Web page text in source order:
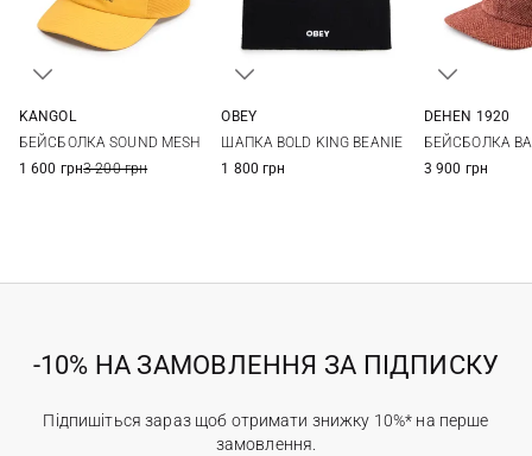
KANGOL
БЕЙСБОЛКА SOUND MESH
1 600 грн3 200 грн
OBEY
ШАПКА BOLD KING BEANIE
1 800 грн
DEHEN 1920
БЕЙСБОЛКА
3 900 грн
-10% НА ЗАМОВЛЕННЯ ЗА ПІДПИСКУ
Підпишіться зараз щоб отримати знижку 10%* на перше
замовлення.